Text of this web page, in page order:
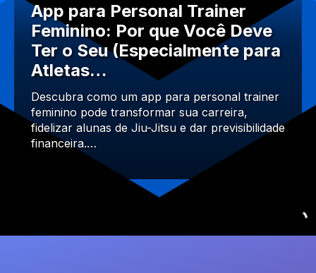
App para Personal Trainer
Feminino: Por que Você Deve
Ter o Seu (Especialmente para
Atletas…
Descubra como um app para personal trainer
feminino pode transformar sua carreira,
fidelizar alunas de Jiu-Jitsu e dar previsibilidade
financeira.…